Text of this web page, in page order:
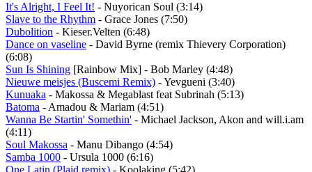
It's Alright, I Feel It! - Nuyorican Soul (3:14)
Slave to the Rhythm - Grace Jones (7:50)
Dubolition - Kieser.Velten (6:48)
Dance on vaseline - David Byrne (remix Thievery Corporation)
(6:08)
Sun Is Shining [Rainbow Mix] - Bob Marley (4:48)
Nieuwe meisjes (Buscemi Remix) - Yevgueni (3:40)
Kunuaka - Makossa & Megablast feat Subrinah (5:13)
Batoma - Amadou & Mariam (4:51)
Wanna Be Startin' Somethin' - Michael Jackson, Akon and will.i.am
(4:11)
Soul Makossa - Manu Dibango (4:54)
Samba 1000 - Ursula 1000 (6:16)